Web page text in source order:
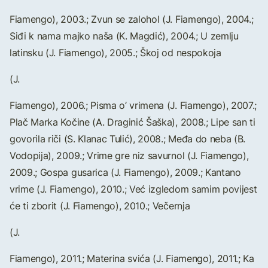
Fiamengo), 2003.; Zvun se zalohol (J. Fiamengo), 2004.;
Siđi k nama majko naša (K. Magdić), 2004.; U zemlju
latinsku (J. Fiamengo), 2005.; Škoj od nespokoja
(J.
Fiamengo), 2006.; Pisma o’ vrimena (J. Fiamengo), 2007.;
Plač Marka Kočine (A. Draginić Šaška), 2008.; Lipe san ti
govorila riči (S. Klanac Tulić), 2008.; Međa do neba (B.
Vodopija), 2009.; Vrime gre niz savurnol (J. Fiamengo),
2009.; Gospa gusarica (J. Fiamengo), 2009.; Kantano
vrime (J. Fiamengo), 2010.; Već izgledom samim povijest
će ti zborit (J. Fiamengo), 2010.; Večernja
(J.
Fiamengo), 2011.; Materina svića (J. Fiamengo), 2011.; Ka